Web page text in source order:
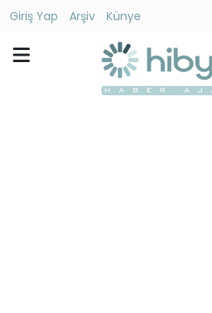
Giriş Yap Arşiv
Künye